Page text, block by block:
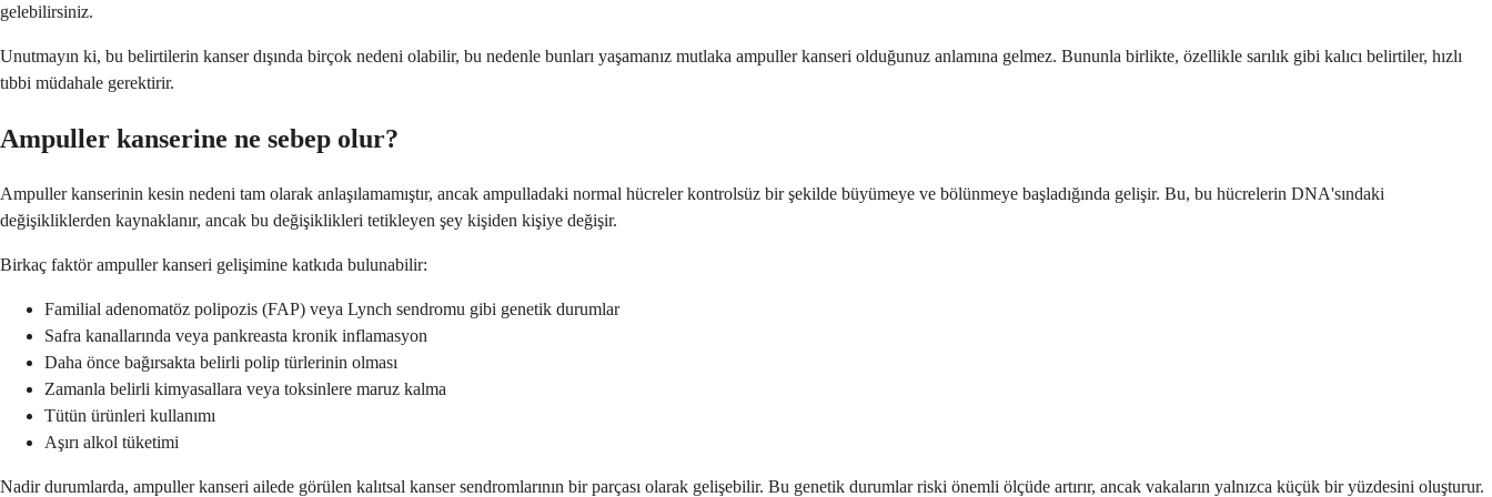
gelebilirsiniz.
Unutmayın ki, bu belirtilerin kanser dışında birçok nedeni olabilir, bu nedenle bunları yaşamanız mutlaka ampuller kanseri olduğunuz anlamına gelmez. Bununla birlikte, özellikle sarılık gibi kalıcı belirtiler, hızlı
tıbbi müdahale gerektirir.
Ampuller kanserine ne sebep olur?
Ampuller kanserinin kesin nedeni tam olarak anlaşılamamıştır, ancak ampulladaki normal hücreler kontrolsüz bir şekilde büyümeye ve bölünmeye başladığında gelişir. Bu, bu hücrelerin DNA'sındaki
değişikliklerden kaynaklanır, ancak bu değişiklikleri tetikleyen şey kişiden kişiye değişir.
Birkaç faktör ampuller kanseri gelişimine katkıda bulunabilir:
Familial adenomatöz polipozis (FAP) veya Lynch sendromu gibi genetik durumlar
Safra kanallarında veya pankreasta kronik inflamasyon
Daha önce bağırsakta belirli polip türlerinin olması
Zamanla belirli kimyasallara veya toksinlere maruz kalma
Tütün ürünleri kullanımı
Aşırı alkol tüketimi
Nadir durumlarda, ampuller kanseri ailede görülen kalıtsal kanser sendromlarının bir parçası olarak gelişebilir. Bu genetik durumlar riski önemli ölçüde artırır, ancak vakaların yalnızca küçük bir yüzdesini oluşturur.